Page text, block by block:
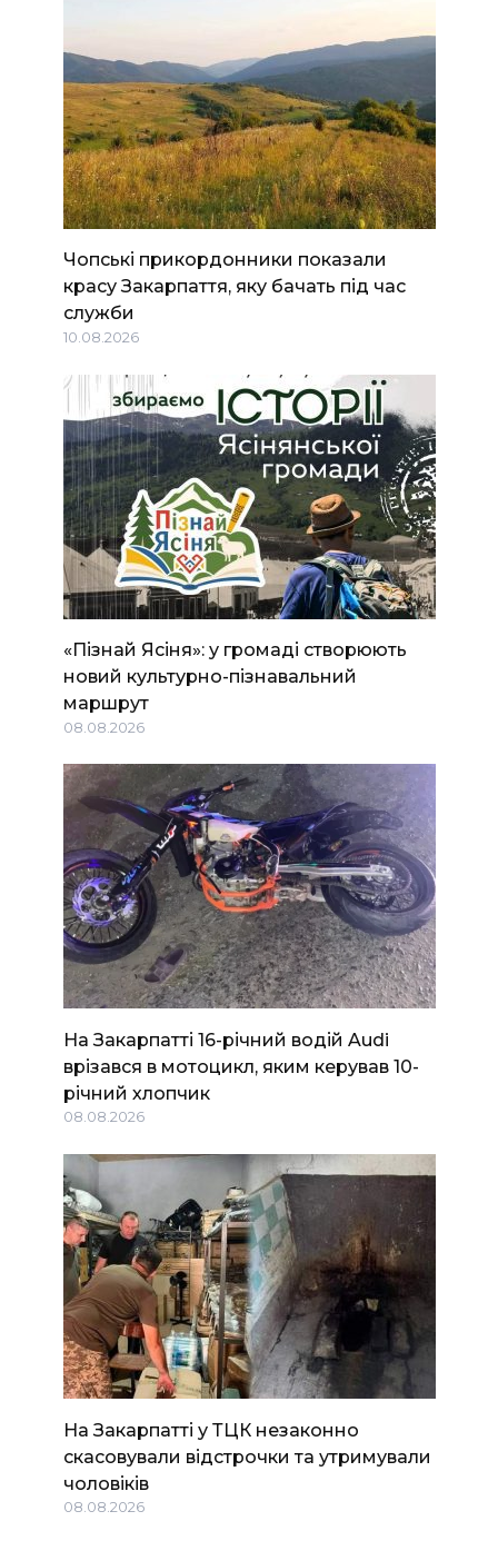
Чопські прикордонники показали
красу Закарпаття, яку бачать під час
служби
10.08.2026
«Пізнай Ясіня»: у громаді створюють
новий культурно-пізнавальний
маршрут
08.08.2026
На Закарпатті 16-річний водій Audi
врізався в мотоцикл, яким керував 10-
річний хлопчик
08.08.2026
На Закарпатті у ТЦК незаконно
скасовували відстрочки та утримували
чоловіків
08.08.2026